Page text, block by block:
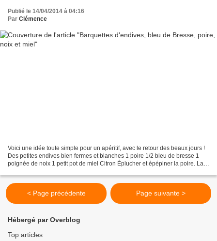
Publié le 14/04/2014 à 04:16
Par Clémence
Voici une idée toute simple pour un apéritif, avec le retour des beaux jours !
Des petites endives bien fermes et blanches 1 poire 1/2 bleu de bresse 1
poignée de noix 1 petit pot de miel Citron Éplucher et épépiner la poire. La
< Page précédente Page suivante >
Hébergé par Overblog
Top articles